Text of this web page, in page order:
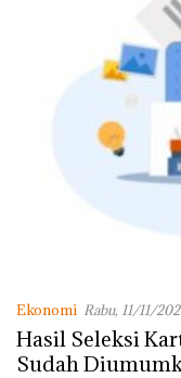
Ekonomi Rabu, 11/11/
Hasil Seleksi
Sudah